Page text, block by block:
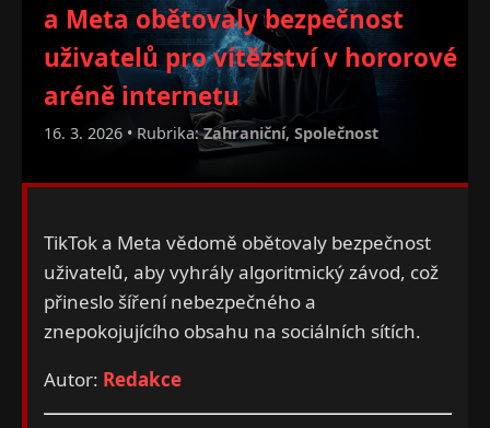
a Meta obětovaly bezpečnost
uživatelů pro vítězství v hororové
aréně internetu
16. 3. 2026 • Rubrika:Zahraniční, Společnost
TikTok a Meta vědomě obětovaly bezpečnost
uživatelů, aby vyhrály algoritmický závod, což
přineslo šíření nebezpečného a
znepokojujícího obsahu na sociálních sítích.
Autor: Redakce